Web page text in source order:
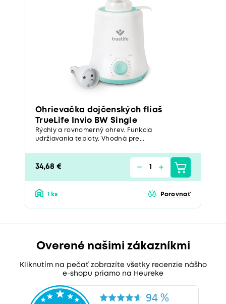
Ohrievačka dojčenských fliaš
TrueLife Invio BW Single
Rýchly a rovnomerný ohrev. Funkcia
udržiavania teploty. Vhodná pre...
34,68 €
1 ks Porovnať
Overené našimi zákazníkmi
Kliknutím na pečať zobrazíte všetky recenzie nášho
e-shopu priamo na Heureke